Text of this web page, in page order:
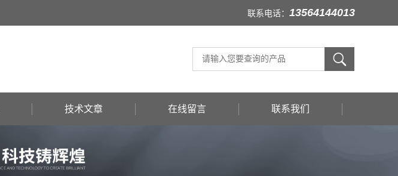
联系电话： 13564144013
技术文章 在线留言 联系我们